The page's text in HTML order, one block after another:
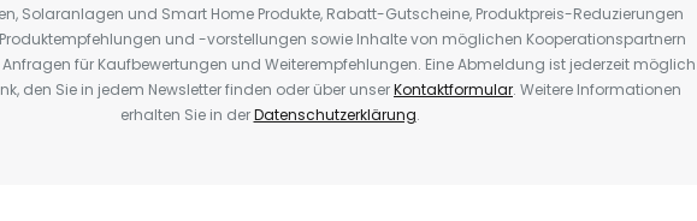
Solaranlagen und Smart Home Produkte, Rabatt-Gutscheine, Produktpreis-Reduzierungen
und -vorstellungen sowie Inhalte von möglichen Kooperationspartnern
für Kaufbewertungen und Weiterempfehlungen. Eine Abmeldung ist jederzeit möglich
den Sie in jedem Newsletter finden oder über unserKontaktformular. Weitere Informationen
erhalten Sie in derDatenschutzerklärung.